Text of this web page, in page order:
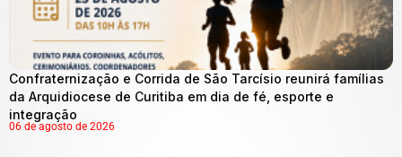
Confraternização e Corrida de São Tarcísio reunirá famílias
da Arquidiocese de Curitiba em dia de fé, esporte e
integração
06 de agosto de 2026